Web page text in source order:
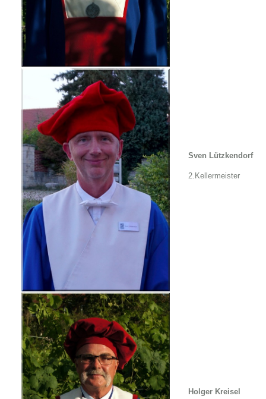
Sven Lützkendorf
2.Kellermeister
Holger Kreisel